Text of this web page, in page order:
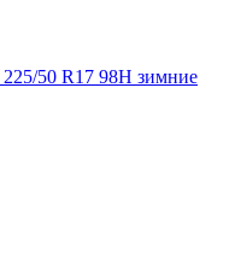
50 R17 98H зимние